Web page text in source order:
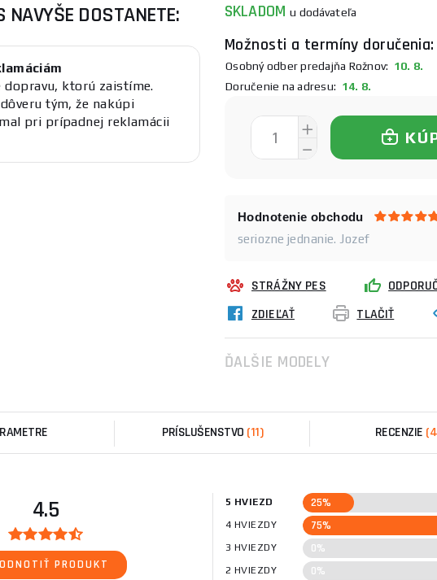
DOSTANETE:
dopravu, ktorú zaistíme.
tým, že nakúpi
pri prípadnej reklamácii
SKLADOMu dodávateľa
Možnosti a termíny doručenia:
Osobný odber predajňa Rožnov: 10. 8.
Doručenie na adresu: 14. 8.
Hodnotenie obchodu
seriozne jednanie. Jozef
STRÁŽNY PES
ZDIEĽAŤ
TLAČIŤ
ĎALŠIE MODELY
PRÍSLUŠENSTVO (11) RECENZIE
4.5
PRODUKT
5 HVIEZD 25%
4 HVIEZDY 75%
3 HVIEZDY 0%
2 HVIEZDY 0%